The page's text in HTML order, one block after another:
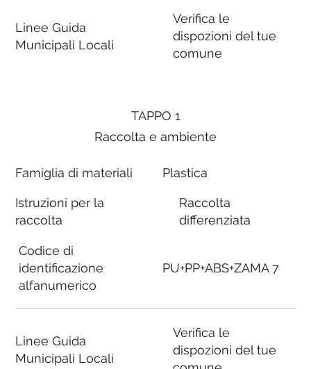
Linee Guida
Municipali Locali
Verifica le
dispozioni del tue
comune
TAPPO 1
Raccolta e ambiente
Famiglia di materiali
Istruzioni per la
raccolta
Codice di
identificazione
alfanumerico
Linee Guida
Municipali Locali
Plastica
Raccolta
differenziata
PU+PP+ABS+ZAMA 7
Verifica le
dispozioni del tue